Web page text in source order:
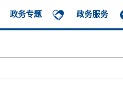
政务专题 政务服务